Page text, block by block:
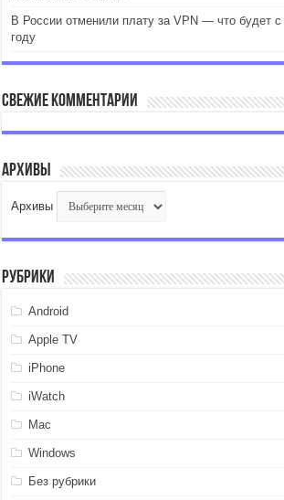
В России отменили плату за VPN — что будет с
году
Свежие комментарии
Архивы
Архивы
Рубрики
Android
Apple TV
iPhone
iWatch
Mac
Windows
Без рубрики